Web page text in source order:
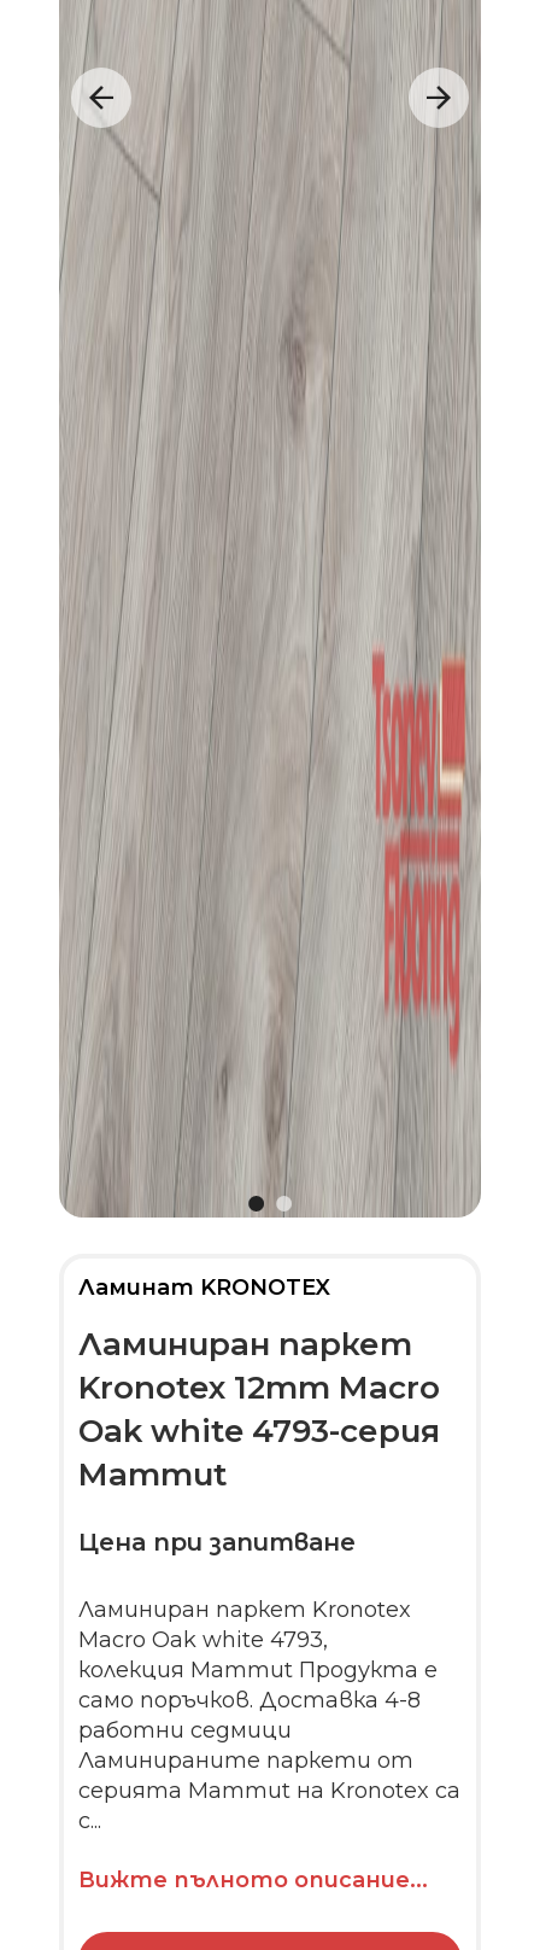
Ламинат KRONOTEX
Ламиниран паркет
Kronotex 12mm Macro
Oak white 4793-серия
Mammut
Цена при запитване
Ламиниран паркет Kronotex
Macro Oak white 4793,
колекция Mammut Продукта е
само поръчков. Доставка 4-8
работни седмици
Ламинираните паркети от
серията Mammut на Kronotex са
с...
Вижте пълното описание...